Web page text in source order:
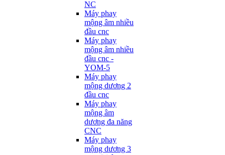
NC
Máy phay
mộng âm nhiều
đầu cnc
Máy phay
mộng âm nhiều
đầu cnc -
YOM-5
Máy phay
mộng dương 2
đầu cnc
Máy phay
mộng âm
dương đa năng
CNC
Máy phay
mộng dương 3